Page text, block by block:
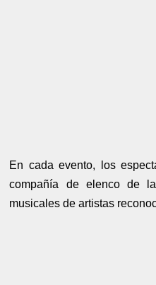
En cada evento, los
compañía de elenco de
musicales de artistas